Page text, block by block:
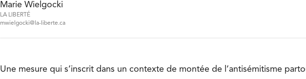
Marie Wielgocki
LA LIBERTÉ
mwielgocki@la-liberte.ca
Une mesure qui s’inscrit dans un contexte de montée de l’antisémitisme